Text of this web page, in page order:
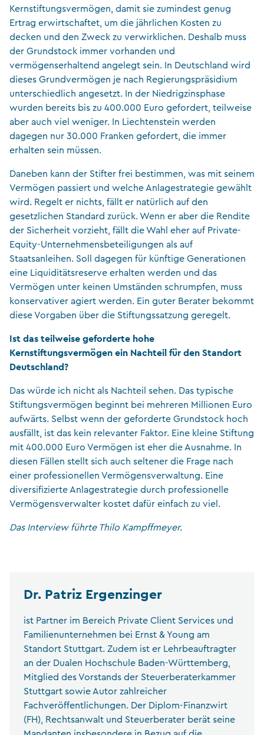
Kernstiftungsvermögen, damit sie zumindest genug
Ertrag erwirtschaftet, um die jährlichen Kosten zu
decken und den Zweck zu verwirklichen. Deshalb muss
der Grundstock immer vorhanden und
vermögenserhaltend angelegt sein. In Deutschland wird
dieses Grundvermögen je nach Regierungspräsidium
unterschiedlich angesetzt. In der Niedrigzinsphase
wurden bereits bis zu 400.000 Euro gefordert, teilweise
aber auch viel weniger. In Liechtenstein werden
dagegen nur 30.000 Franken gefordert, die immer
erhalten sein müssen.
Daneben kann der Stifter frei bestimmen, was mit seinem
Vermögen passiert und welche Anlagestrategie gewählt
wird. Regelt er nichts, fällt er natürlich auf den
gesetzlichen Standard zurück. Wenn er aber die Rendite
der Sicherheit vorzieht, fällt die Wahl eher auf Private-
Equity-Unternehmensbeteiligungen als auf
Staatsanleihen. Soll dagegen für künftige Generationen
eine Liquiditätsreserve erhalten werden und das
Vermögen unter keinen Umständen schrumpfen, muss
konservativer agiert werden. Ein guter Berater bekommt
diese Vorgaben über die Stiftungssatzung geregelt.
Ist das teilweise geforderte hohe
Kernstiftungsvermögen ein Nachteil für den Standort
Deutschland?
Das würde ich nicht als Nachteil sehen. Das typische
Stiftungsvermögen beginnt bei mehreren Millionen Euro
aufwärts. Selbst wenn der geforderte Grundstock hoch
ausfällt, ist das kein relevanter Faktor. Eine kleine Stiftung
mit 400.000 Euro Vermögen ist eher die Ausnahme. In
diesen Fällen stellt sich auch seltener die Frage nach
einer professionellen Vermögensverwaltung. Eine
diversifizierte Anlagestrategie durch professionelle
Vermögensverwalter kostet dafür einfach zu viel.
Das Interview führte Thilo Kampffmeyer.
Dr. Patriz Ergenzinger
ist Partner im Bereich Private Client Services und
Familienunternehmen bei Ernst & Young am
Standort Stuttgart. Zudem ist er Lehrbeauftragter
an der Dualen Hochschule Baden-Württemberg,
Mitglied des Vorstands der Steuerberaterkammer
Stuttgart sowie Autor zahlreicher
Fachveröffentlichungen. Der Diplom-Finanzwirt
(FH), Rechtsanwalt und Steuerberater berät seine